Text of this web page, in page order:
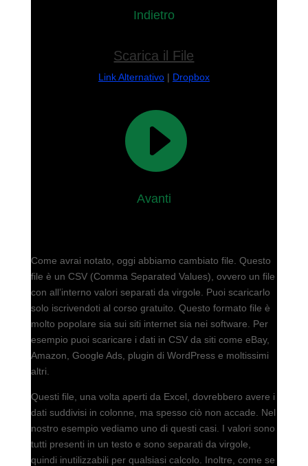
Indietro
Scarica il File
Link Alternativo| Dropbox

Avanti
Come avrai notato, oggi abbiamo cambiato file. Questo
file è un CSV (Comma Separated Values), ovvero un file
con all’interno valori separati da virgole. Puoi scaricarlo
solo iscrivendoti al corso gratuito. Questo formato file è
molto popolare sia sui siti internet sia nei software. Per
esempio puoi scaricare i dati in CSV da siti come eBay,
Amazon, Google Ads, plugin di WordPress e moltissimi
altri.
Questi file, una volta aperti da Excel, dovrebbero avere i
dati suddivisi in colonne, ma spesso ciò non accade. Nel
nostro esempio vediamo uno di questi casi. I valori sono
tutti presenti in un testo e sono separati da virgole,
quindi inutilizzabili per qualsiasi calcolo. Inoltre, come se